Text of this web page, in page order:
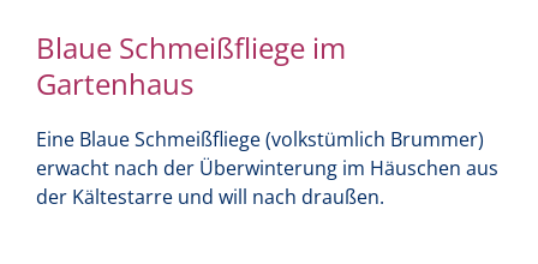
Blaue Schmeißfliege im
Gartenhaus
Eine Blaue Schmeißfliege (volkstümlich Brummer)
erwacht nach der Überwinterung im Häuschen aus
der Kältestarre und will nach draußen.